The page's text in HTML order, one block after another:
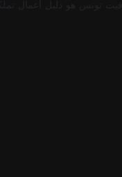
تونس هو دليل أعمال